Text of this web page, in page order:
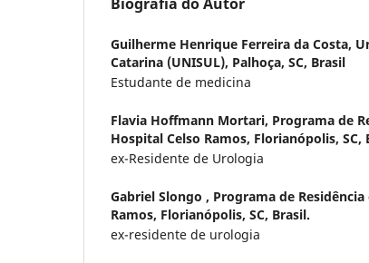
Guilherme Henrique Ferreira da Costa,
Catarina (UNISUL), Palhoça, SC, Brasil
Estudante de medicina
Flavia Hoffmann Mortari, Programa de
Hospital Celso Ramos, Florianópolis, SC,
ex-Residente de Urologia
Gabriel Slongo , Programa de
Ramos, Florianópolis, SC, Brasil.
ex-residente de urologia